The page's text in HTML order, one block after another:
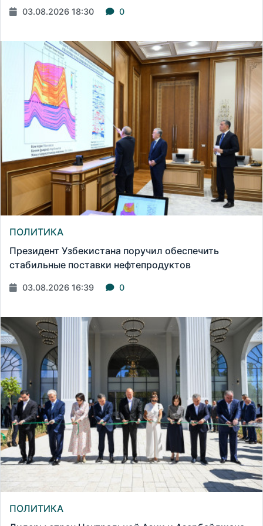
03.08.2026 18:30 0
ПОЛИТИКА
Президент Узбекистана поручил обеспечить
стабильные поставки нефтепродуктов
03.08.2026 16:39 0
ПОЛИТИКА